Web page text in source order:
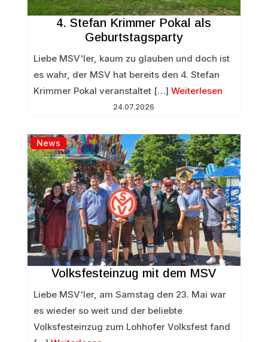
4. Stefan Krimmer Pokal als
Geburtstagsparty
Liebe MSV'ler, kaum zu glauben und doch ist
es wahr, der MSV hat bereits den 4. Stefan
Krimmer Pokal veranstaltet […] Weiterlesen
24.07.2026
Volksfesteinzug mit dem MSV
Liebe MSV'ler, am Samstag den 23. Mai war
es wieder so weit und der beliebte
Volksfesteinzug zum Lohhofer Volksfest fand
News